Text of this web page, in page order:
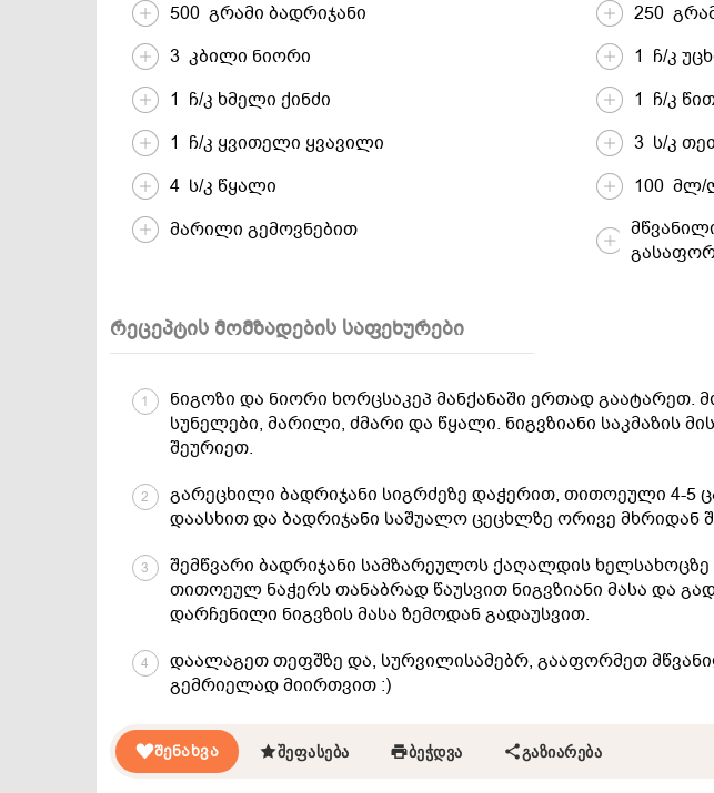
500 გრამი ბადრიჯანი
250
3 კბილი ნიორი
1 ჩ/კ
1 ჩ/კ ხმელი ქინძი
1 ჩ/კ
1 ჩ/კ ყვითელი ყვავილი
3 ს/კ
4 ს/კ წყალი
100 მლ/
მარილი გემოვნებით
რეცეპტის მომზადების საფეხურები
1
ნიგოზი და ნიორი ხორცსაკეპ მანქანაში ერთად გაატარეთ.
სუნელები, მარილი, ძმარი და წყალი. ნიგვზიანი საკმაზის
შეურიეთ.
2
გარეცხილი ბადრიჯანი სიგრძეზე დაჭერით, თითოეული 4-5
დაასხით და ბადრიჯანი საშუალო ცეცხლზე ორივე მხრიდან
3
შემწვარი ბადრიჯანი სამზარეულოს ქაღალდის
თითოეულ ნაჭერს თანაბრად წაუსვით ნიგვზიანი მასა და
დარჩენილი ნიგვზის მასა ზემოდან გადაუსვით.
4
დაალაგეთ თეფშზე და, სურვილისამებრ, გააფორმეთ
გემრიელად მიირთვით :)
ᲨᲔᲜᲐᲮᲕᲐ ᲨᲔᲤᲐᲡᲔᲑᲐ ᲑᲔᲭᲓᲕᲐ ᲒᲐᲖᲘᲐᲠᲔᲑᲐ